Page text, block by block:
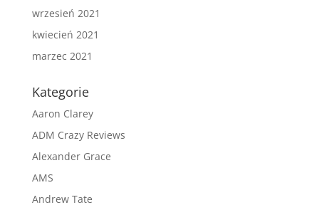
wrzesień 2021
kwiecień 2021
marzec 2021
Kategorie
Aaron Clarey
ADM Crazy Reviews
Alexander Grace
AMS
Andrew Tate